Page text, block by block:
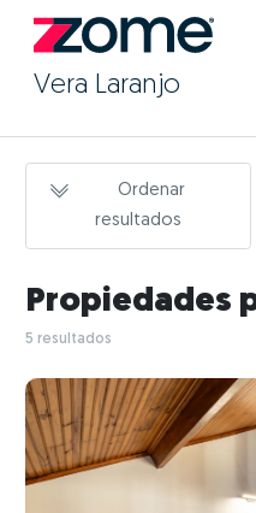
Vera Laranjo
Ordenar
resultados
Propiedades
5 resultados